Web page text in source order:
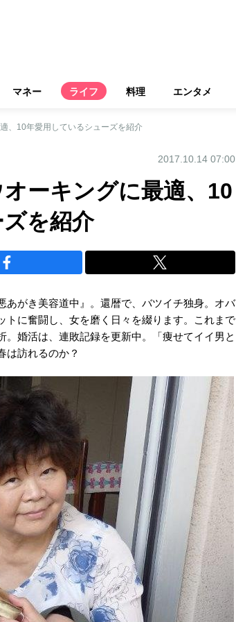
マネー ライフ 料理 エンタメ
、10年愛用しているシューズを紹介
2017.10.14 07:00
オーキングに最適、10
を紹介
がき美容道中』。還暦で、バツイチ独身。オバ
に奮闘し、女を磨く日々を綴ります。これまで
婚活は、連敗記録を更新中。「痩せてイイ男と
訪れるのか？